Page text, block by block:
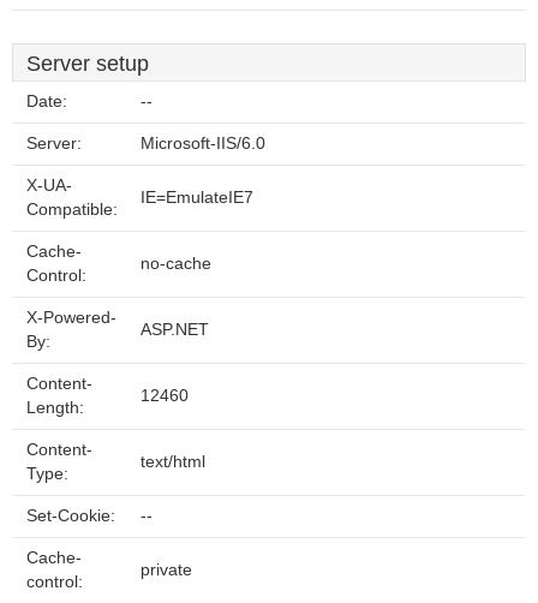
Server setup
Date: --
Server: Microsoft-IIS/6.0
X-UA-
Compatible:
IE=EmulateIE7
Cache-
Control:
no-cache
X-Powered-
By:
ASP.NET
Content-
Length:
12460
Content-
Type:
text/html
Set-Cookie: --
Cache-
control:
private